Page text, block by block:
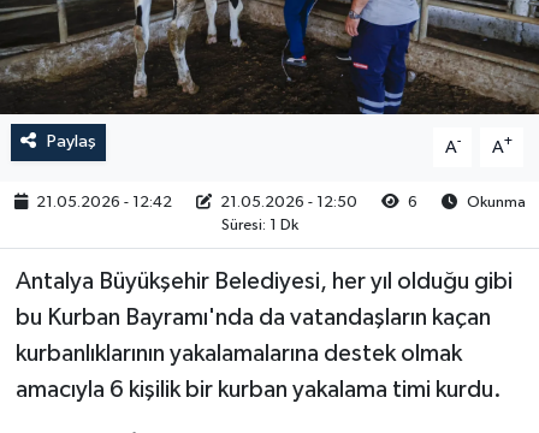
Paylaş A- A+
21.05.2026 - 12:42 21.05.2026 - 12:50 6
Okunma
Süresi: 1 Dk
Antalya Büyükşehir Belediyesi, her yıl olduğu gibi
bu Kurban Bayramı'nda da vatandaşların kaçan
kurbanlıklarının yakalamalarına destek olmak
amacıyla 6 kişilik bir kurban yakalama timi kurdu.
RESMİ İLAN